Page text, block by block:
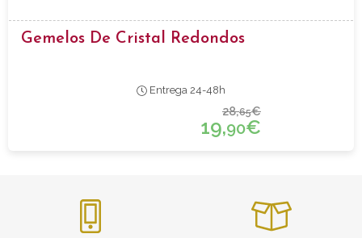
Gemelos De Cristal Redondos
Entrega 24-48h
28,65€
19,90€